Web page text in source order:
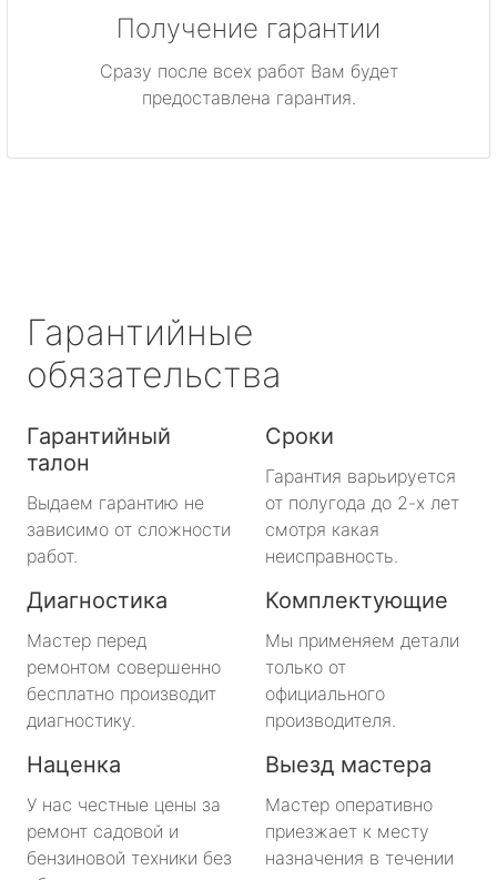
Получение гарантии
Сразу после всех работ Вам будет
предоставлена гарантия.
Гарантийные
обязательства
Гарантийный
талон
Выдаем гарантию не
зависимо от сложности
работ.
Сроки
Гарантия варьируется
от полугода до 2-х лет
смотря какая
неисправность.
Диагностика
Мастер перед
ремонтом совершенно
бесплатно производит
диагностику.
Комплектующие
Мы применяем детали
только от
официального
производителя.
Наценка
У нас честные цены за
ремонт садовой и
бензиновой техники без
Выезд мастера
Мастер оперативно
приезжает к месту
назначения в течении